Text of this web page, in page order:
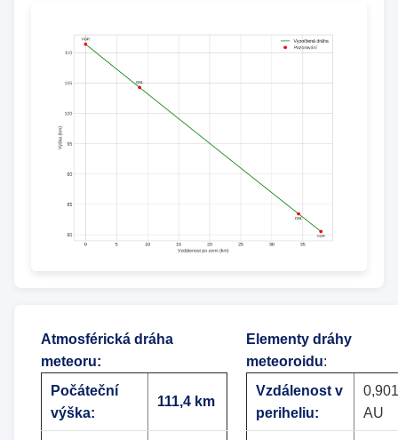
Atmosférická dráha
meteoru:
Počáteční
výška:
111,4 km
Elementy dráhy
meteoroidu:
Vzdálenost v
periheliu:
0,901
AU